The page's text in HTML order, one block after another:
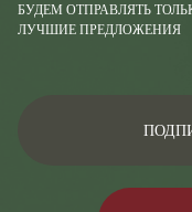
БУДЕМ ОТПРАВЛЯТЬ
ЛУЧШИЕ ПРЕДЛОЖЕНИЯ